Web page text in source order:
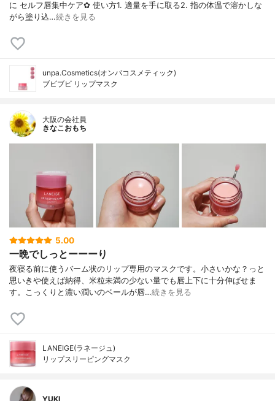
に セルフ唇集中ケア✿ 使い方1. 適量を手に取る2. 指の体温で溶かしな
がら塗り込…続きを見る
unpa.Cosmetics(オンパコスメティック)
ブビブビ リップマスク
大阪の会社員
きなこおもち
5.00
一晩でしっとーーーり
夜寝る前に使うバーム状のリップ専用のマスクです。小さいかな？っと
思いきや使えば納得、米粒未満の少ない量でも唇上下に十分伸ばせま
す。こっくりと濃い潤いのベールが唇…続きを見る
LANEIGE(ラネージュ)
リップスリーピングマスク
YUKI